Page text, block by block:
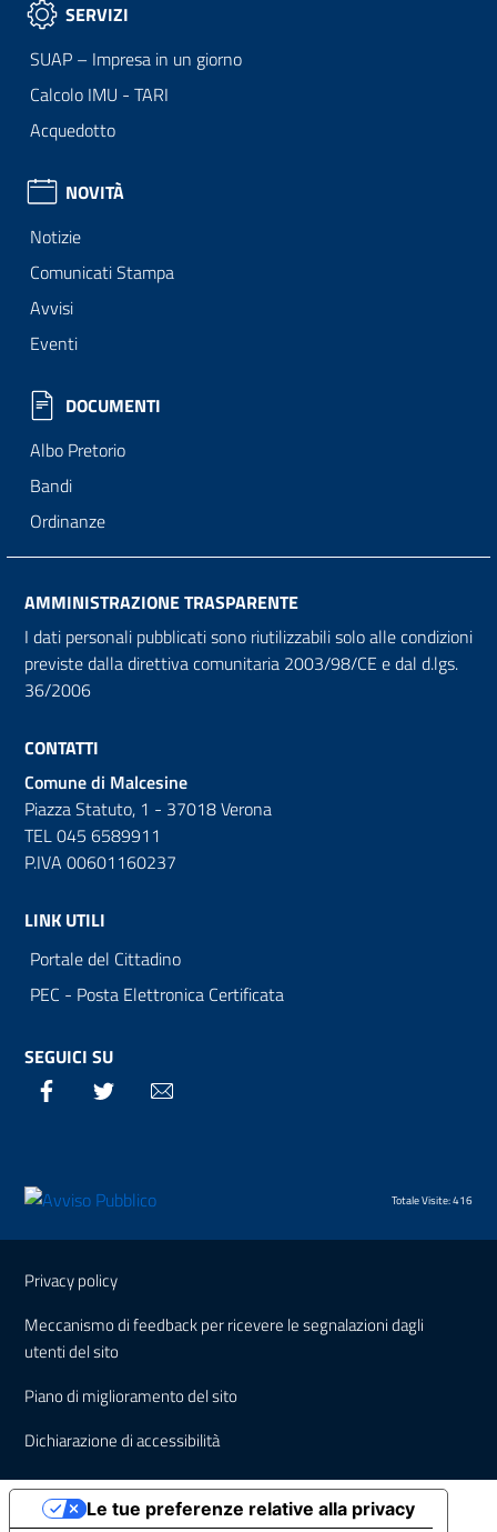
SERVIZI
SUAP – Impresa in un giorno
Calcolo IMU - TARI
Acquedotto
NOVITÀ
Notizie
Comunicati Stampa
Avvisi
Eventi
DOCUMENTI
Albo Pretorio
Bandi
Ordinanze
AMMINISTRAZIONE TRASPARENTE
I dati personali pubblicati sono riutilizzabili solo alle condizioni
previste dalla direttiva comunitaria 2003/98/CE e dal d.lgs.
36/2006
CONTATTI
Comune di Malcesine
Piazza Statuto, 1 - 37018 Verona
TEL 045 6589911
P.IVA 00601160237
LINK UTILI
Portale del Cittadino
PEC - Posta Elettronica Certificata
SEGUICI SU
Facebook Twitter
Totale Visite: 416
Sezione Link Utili
Privacy policy
Meccanismo di feedback per ricevere le segnalazioni dagli
utenti del sito
Piano di miglioramento del sito
Dichiarazione di accessibilità
Le tue preferenze relative alla privacy